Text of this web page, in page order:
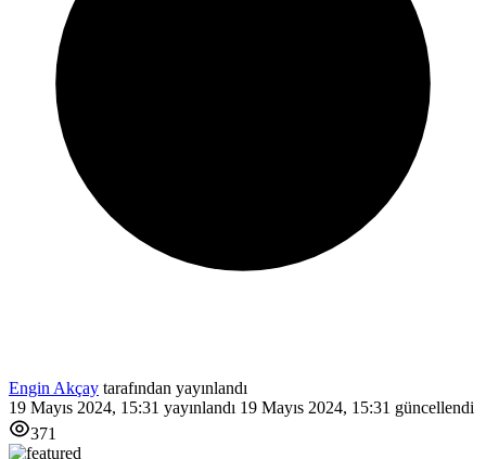
Engin Akçay tarafından yayınlandı
19 Mayıs 2024, 15:31 yayınlandı 19 Mayıs 2024, 15:31 güncellendi
371